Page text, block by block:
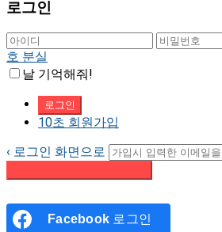
로그인
호 분실
날 기억해줘!
10초 회원가입
‹ 로그인 화면으로
Facebook 로그인